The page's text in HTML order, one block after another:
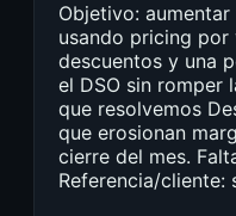
Objetivo:
usando pricing por
descuentos y una
el DSO sin romper
que resolvemos
que erosionan
cierre del mes.
Referencia/cliente: